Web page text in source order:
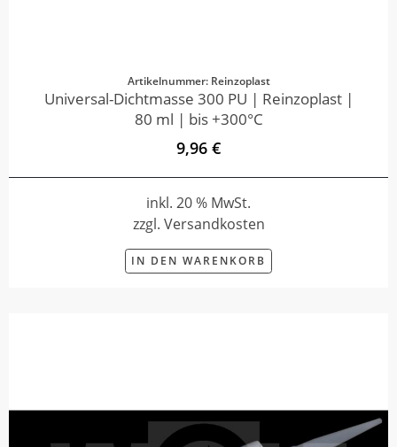
Artikelnummer: Reinzoplast
Universal-Dichtmasse 300 PU | Reinzoplast |
80 ml | bis +300°C
9,96 €
inkl. 20 % MwSt.
zzgl. Versandkosten
IN DEN WARENKORB